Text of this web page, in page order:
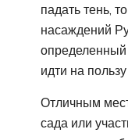
падать тень,
насаждений
определенный
идти на пользу
Отличным
сада или